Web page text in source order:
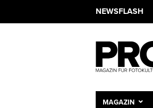
NEWSFLASH
MAGAZIN